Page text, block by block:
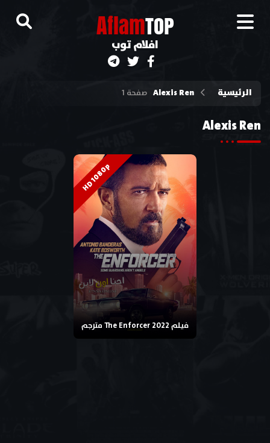
AflamTOP
افلام توب
الرئيسية Alexis Ren صفحة 1
Alexis Ren
HD 1080p
فيلم The Enforcer 2022 مترجم